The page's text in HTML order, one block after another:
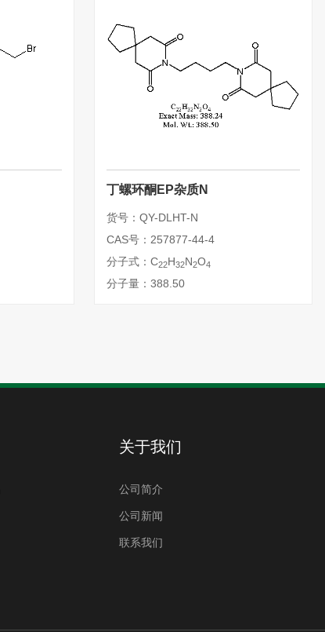
丁螺环酮EP杂质N
货号：QY-DLHT-N
CAS号：257877-44-4
分子式：C22H32N2O4
分子量：388.50
关于我们
公司简介
公司新闻
联系我们